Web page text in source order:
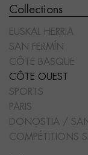
Collections
EUSKAL HERRIA
SAN FERMÍN
CÔTE BASQUE
CÔTE OUEST
SPORTS
PARIS
DONOSTIA /
COMPÉTITIONS